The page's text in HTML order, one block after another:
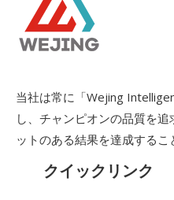
当社は常に「Wejing
し、チャンピオンの品質を
ットのある結果を達成するこ
クイックリンク